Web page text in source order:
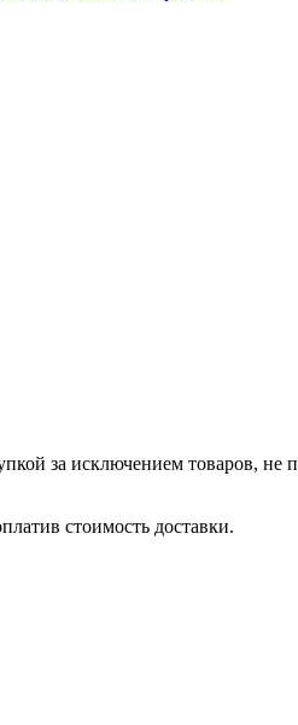
за исключением товаров,
стоимость доставки.